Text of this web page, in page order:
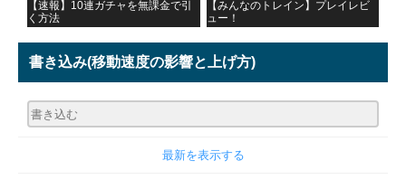
【速報】10連ガチャを無課金で引
く方法
【みんなのトレイン】プレイレビ
ュー！
書き込み(移動速度の影響と上げ方)
最新を表示する